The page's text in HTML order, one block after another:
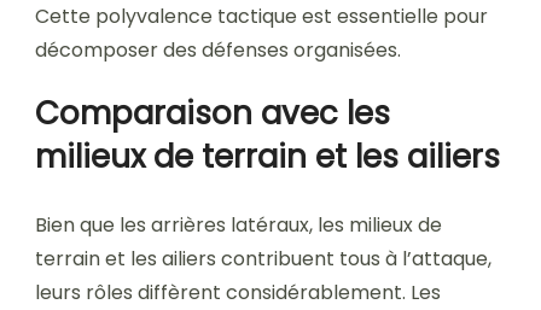
Cette polyvalence tactique est essentielle pour
décomposer des défenses organisées.
Comparaison avec les
milieux de terrain et les ailiers
Bien que les arrières latéraux, les milieux de
terrain et les ailiers contribuent tous à l’attaque,
leurs rôles diffèrent considérablement. Les